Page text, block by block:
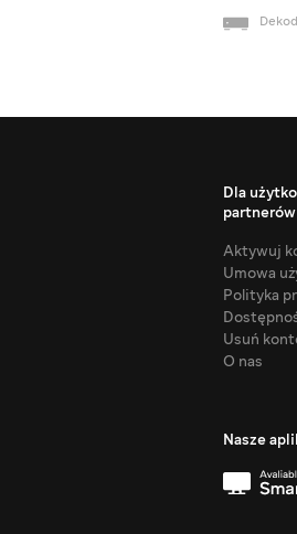
Dla
partnerów
Aktywuj
Umowa
Polityka
Usuń
O nas
Nasze